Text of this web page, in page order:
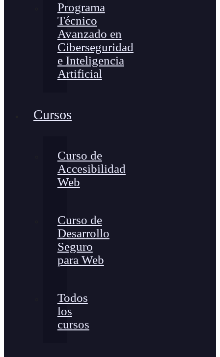
Programa
Técnico
Avanzado en
Ciberseguridad
e Inteligencia
Artificial
Cursos
Curso de
Accesibilidad
Web
Curso de
Desarrollo
Seguro
para Web
Todos
los
cursos